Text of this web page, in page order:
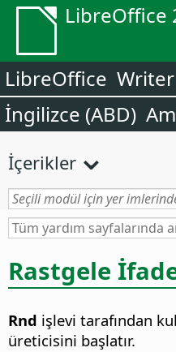
LibreOffice
LibreOffice Writer
İngilizce (ABD)
İçerikler
Rastgele
Rnd işlevi tarafından
üreticisini başlatır.